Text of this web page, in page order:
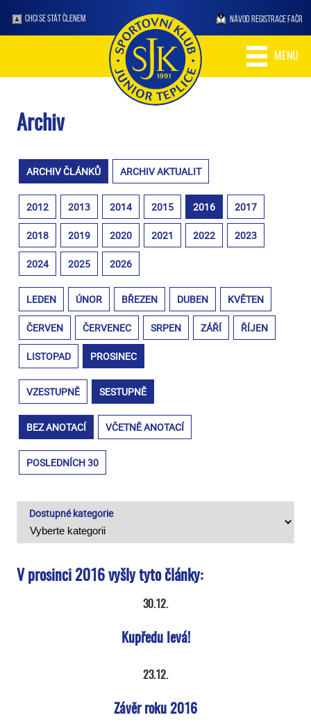
CHCI SE STÁT ČLENEM NÁVOD REGISTRACE FAČR
MENU
Archiv
ARCHIV ČLÁNKŮ ARCHIV AKTUALIT
2012 2013 2014 2015 2016 2017
2018 2019 2020 2021 2022 2023
2024 2025 2026
LEDEN ÚNOR BŘEZEN DUBEN KVĚTEN
ČERVEN ČERVENEC SRPEN ZÁŘÍ ŘÍJEN
LISTOPAD PROSINEC
VZESTUPNĚ SESTUPNĚ
BEZ ANOTACÍ VČETNĚ ANOTACÍ
POSLEDNÍCH 30
Dostupné kategorie
V prosinci 2016 vyšly tyto články:
30.12.
Kupředu levá!
23.12.
Závěr roku 2016